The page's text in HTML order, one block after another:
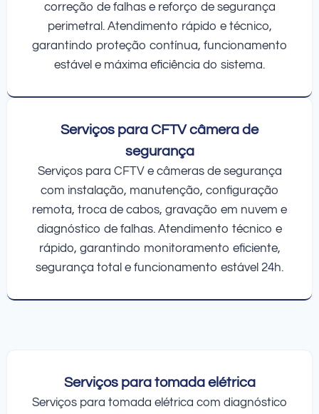
correção de falhas e reforço de segurança
perimetral. Atendimento rápido e técnico,
garantindo proteção contínua, funcionamento
estável e máxima eficiência do sistema.
Serviços para CFTV câmera de
segurança
Serviços para CFTV e câmeras de segurança
com instalação, manutenção, configuração
remota, troca de cabos, gravação em nuvem e
diagnóstico de falhas. Atendimento técnico e
rápido, garantindo monitoramento eficiente,
segurança total e funcionamento estável 24h.
Serviços para tomada elétrica
Serviços para tomada elétrica com diagnóstico